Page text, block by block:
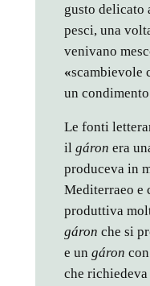
gusto delicato
pesci, una
venivano
«scambievole
un
Le fonti
il gáron era
produceva in
Mediterraeo e
produttiva
gáron che si
e un gáron
che